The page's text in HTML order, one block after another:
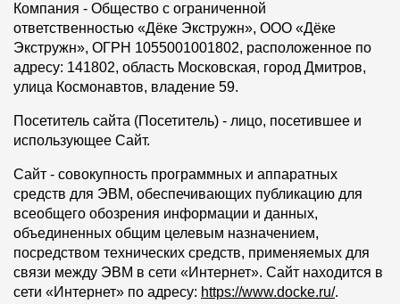
Пленки и мембраны
Мягкая кровля
Однослойная черепица
Ламинированная черепица
Кровельная вентиляция
Водостоки
Пластиковые водосточные системы
Компания - Общество с ограниченной
ответственностью «Дёке Экстружн», ООО «Дёке
Экстружн», ОГРН 1055001001802, расположенное по
адресу: 141802, область Московская, город Дмитров,
улица Космонавтов, владение 59.
Посетитель сайта (Посетитель) - лицо, посетившее и
использующее Сайт.
Сайт - совокупность программных и аппаратных
средств для ЭВМ, обеспечивающих публикацию для
всеобщего обозрения информации и данных,
объединенных общим целевым назначением,
посредством технических средств, применяемых для
связи между ЭВМ в сети «Интернет». Сайт находится в
сети «Интернет» по адресу: https://www.docke.ru/.